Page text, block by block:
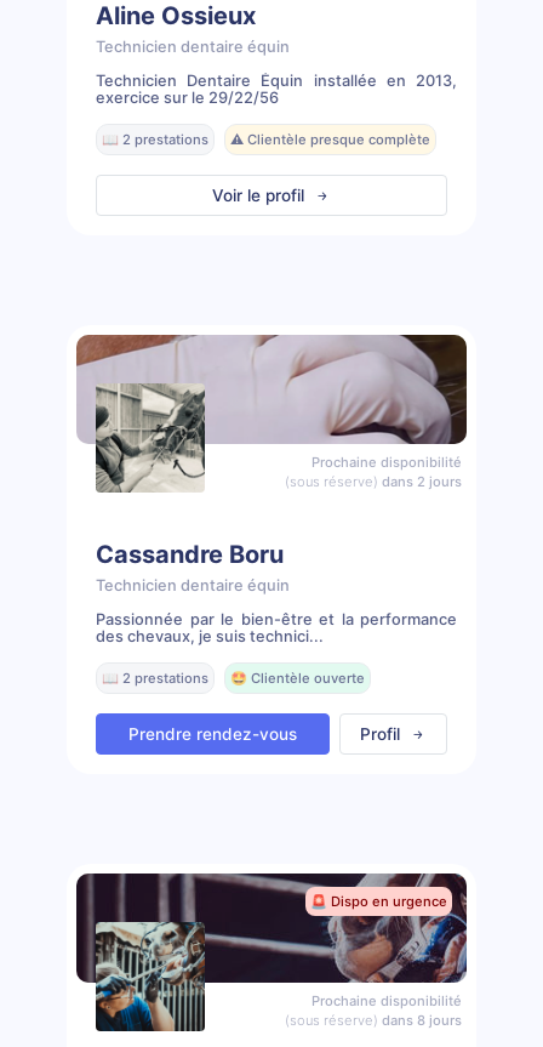
Aline Ossieux
Technicien dentaire équin
Technicien Dentaire Équin installée en 2013,
exercice sur le 29/22/56
📖 2 prestations ⚠️ Clientèle presque complète
Voir le profil
Prochaine disponibilité
(sous réserve) dans 2 jours
Cassandre Boru
Technicien dentaire équin
Passionnée par le bien-être et la performance
des chevaux, je suis technici...
📖 2 prestations 🤩 Clientèle ouverte
Prendre rendez-vous Profil
🚨 Dispo en urgence
Prochaine disponibilité
(sous réserve) dans 8 jours